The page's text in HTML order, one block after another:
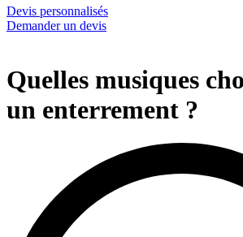
Devis personnalisés
Demander un devis
Quelles musiques
un enterrement ?